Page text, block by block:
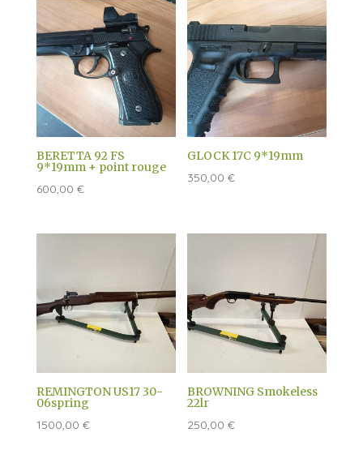
BERETTA 92 FS
9*19mm + point rouge
600,00 €
GLOCK 17C 9*19mm
350,00€
REMINGTON US17 30-
06spring
1500,00 €
BROWNING Smokeless
22lr
250,00€